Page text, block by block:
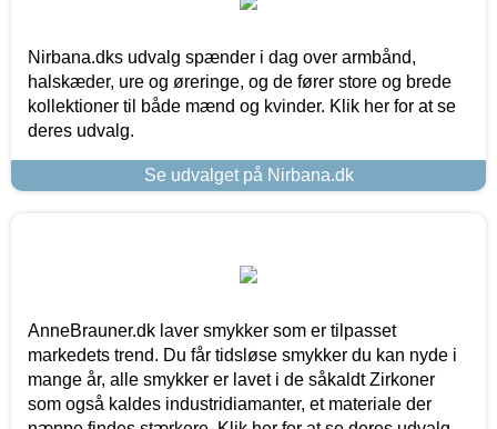
Nirbana.dks udvalg spænder i dag over armbånd,
halskæder, ure og øreringe, og de fører store og brede
kollektioner til både mænd og kvinder. Klik her for at se
deres udvalg.
Se udvalget på Nirbana.dk
AnneBrauner.dk laver smykker som er tilpasset
markedets trend. Du får tidsløse smykker du kan nyde i
mange år, alle smykker er lavet i de såkaldt Zirkoner
som også kaldes industridiamanter, et materiale der